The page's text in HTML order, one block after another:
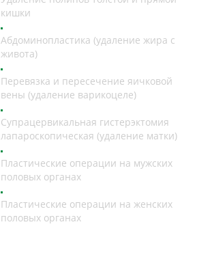
кишки
Абдоминопластика (удаление жира с
живота)
Перевязка и пересечение яичковой
вены (удаление варикоцеле)
Супрацервикальная гистерэктомия
лапароскопическая (удаление матки)
Пластические операции на мужских
половых органах
Пластические операции на женских
половых органах